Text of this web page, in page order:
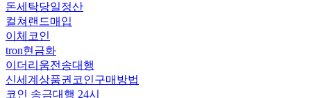
돈세탁당일정산
컬쳐랜드매입
이체코인
tron현금화
이더리움전송대행
신세계상품권코인구매방법
코인 송금대행 24시